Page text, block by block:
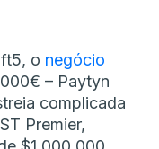
o negócio
– Paytyn
complicada
Premier,